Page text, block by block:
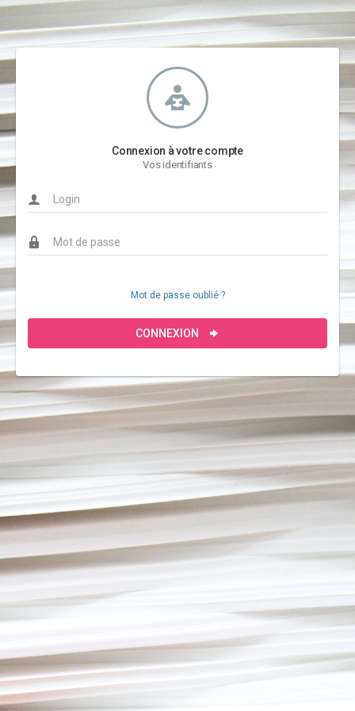
Connexion à votre compte
Vos identifiants
Mot de passe oublié ?
CONNEXION